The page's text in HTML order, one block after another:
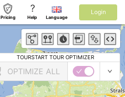
Pricing
?
Help Language
Login
TOURSTART TOUR OPTIMIZER
OPTIMIZE ALL